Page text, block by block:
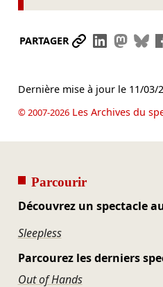
PARTAGER Partager le
Partager
Dernière mise à jour le 11/03/
© 2007-2026Les Archives du
Parcourir
Découvrez un spectacle
Sleepless
Parcourez les derniers
Out of Hands